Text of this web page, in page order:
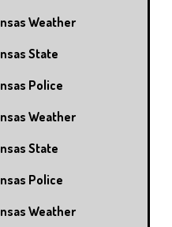
Weather
State
Police
Weather
State
Police
Weather